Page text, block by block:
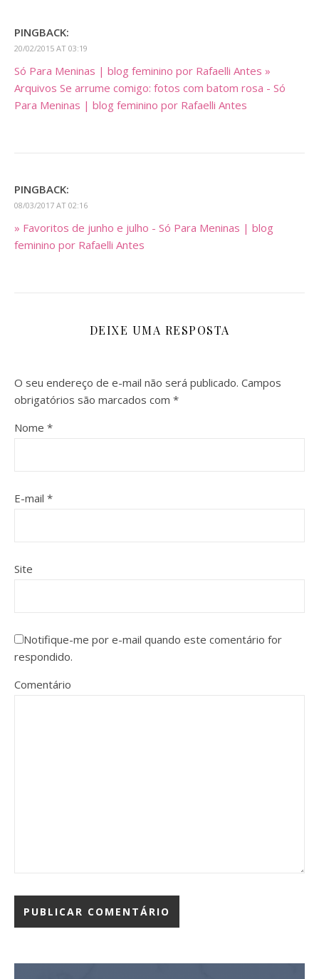
PINGBACK:
20/02/2015 AT 03:19
Só Para Meninas | blog feminino por Rafaelli Antes »
Arquivos Se arrume comigo: fotos com batom rosa - Só
Para Meninas | blog feminino por Rafaelli Antes
PINGBACK:
08/03/2017 AT 02:16
» Favoritos de junho e julho - Só Para Meninas | blog
feminino por Rafaelli Antes
DEIXE UMA RESPOSTA
O seu endereço de e-mail não será publicado. Campos
obrigatórios são marcados com *
Nome *
E-mail *
Site
Notifique-me por e-mail quando este comentário for
respondido.
Comentário